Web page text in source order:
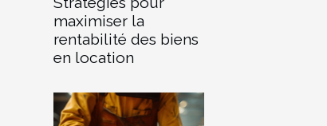
maximiser la
rentabilité des biens
en location